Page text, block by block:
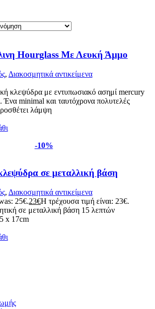
Hourglass Με Λευκή Άμμο
, Διακοσμητικά αντικείμενα
κλεψύδρα με εντυπωσιακό ασημί mercury
Ένα minimal και ταυτόχρονα πολυτελές
λάμψη
-10%
σε μεταλλική βάση
, Διακοσμητικά αντικείμενα
25€.23€Η τρέχουσα τιμή είναι: 23€.
σε μεταλλική βάση 15 λεπτών
x 17cm